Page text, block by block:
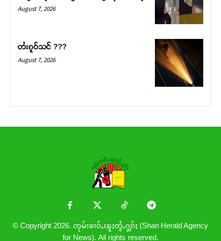
August 7, 2026
တႆးၵူဝ်သင် ???
August 7, 2026
© Copyright 2026. ၸုမ်းၶၢဝ်ႇၽူႈတွႆႇႁွၵ်ႈ (Shan Herald Agency
for News). All rights reserved.